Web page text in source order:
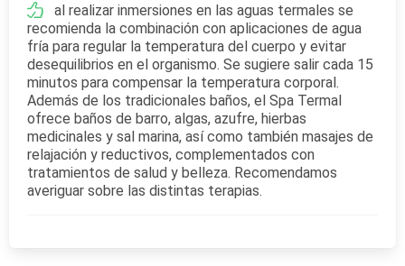
al realizar inmersiones en las aguas termales se
recomienda la combinación con aplicaciones de agua
fría para regular la temperatura del cuerpo y evitar
desequilibrios en el organismo. Se sugiere salir cada 15
minutos para compensar la temperatura corporal.
Además de los tradicionales baños, el Spa Termal
ofrece baños de barro, algas, azufre, hierbas
medicinales y sal marina, así como también masajes de
relajación y reductivos, complementados con
tratamientos de salud y belleza. Recomendamos
averiguar sobre las distintas terapias.